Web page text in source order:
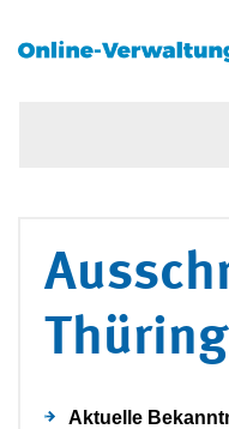
Aktuelle